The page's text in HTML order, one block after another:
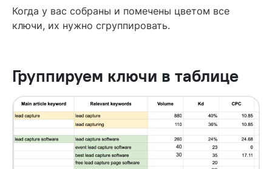
Когда у вас собраны и помечены цветом все
ключи, их нужно сгруппировать.
Группируем ключи в таблице